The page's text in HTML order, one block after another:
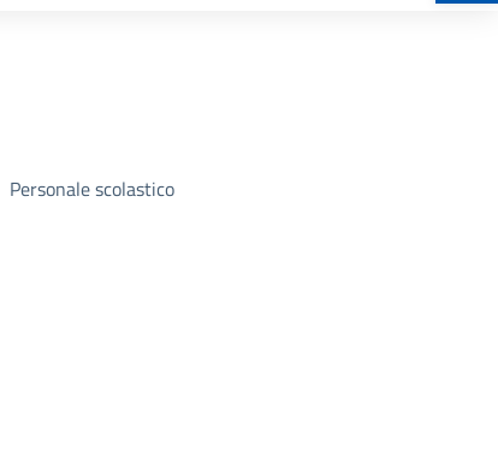
Personale scolastico